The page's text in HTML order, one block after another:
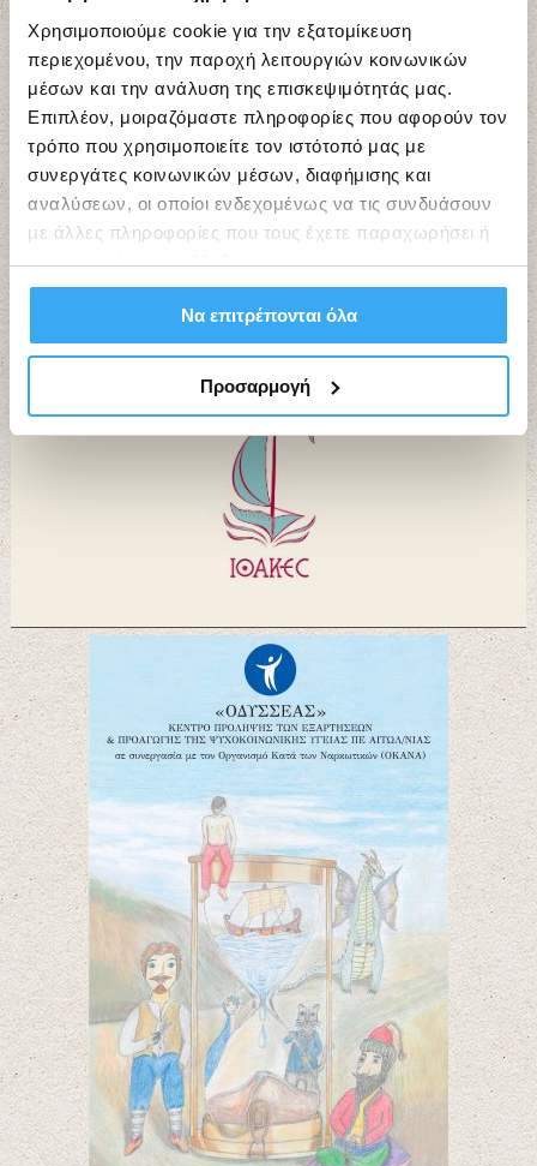
Χρησιμοποιούμε cookie για την εξατομίκευση
περιεχομένου, την παροχή λειτουργιών κοινωνικών
μέσων και την ανάλυση της επισκεψιμότητάς μας.
Επιπλέον, μοιραζόμαστε πληροφορίες που αφορούν τον
τρόπο που χρησιμοποιείτε τον ιστότοπό μας με
συνεργάτες κοινωνικών μέσων, διαφήμισης και
αναλύσεων, οι οποίοι ενδεχομένως να τις συνδυάσουν
με άλλες πληροφορίες που τους έχετε παραχωρήσει ή
τις οποίες έχουν συλλέξει σε σχέση με την από μέρους
σας χρήση των υπηρεσιών τους.
Να επιτρέπονται όλα
Προσαρμογή
Εργαστήρια Τέχνης “ΙΘΑΚΕΣ”